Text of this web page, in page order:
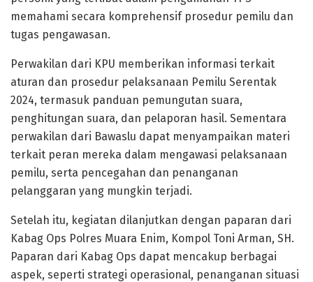
memahami secara komprehensif prosedur pemilu dan
tugas pengawasan.
Perwakilan dari KPU memberikan informasi terkait
aturan dan prosedur pelaksanaan Pemilu Serentak
2024, termasuk panduan pemungutan suara,
penghitungan suara, dan pelaporan hasil. Sementara
perwakilan dari Bawaslu dapat menyampaikan materi
terkait peran mereka dalam mengawasi pelaksanaan
pemilu, serta pencegahan dan penanganan
pelanggaran yang mungkin terjadi.
Setelah itu, kegiatan dilanjutkan dengan paparan dari
Kabag Ops Polres Muara Enim, Kompol Toni Arman, SH.
Paparan dari Kabag Ops dapat mencakup berbagai
aspek, seperti strategi operasional, penanganan situasi